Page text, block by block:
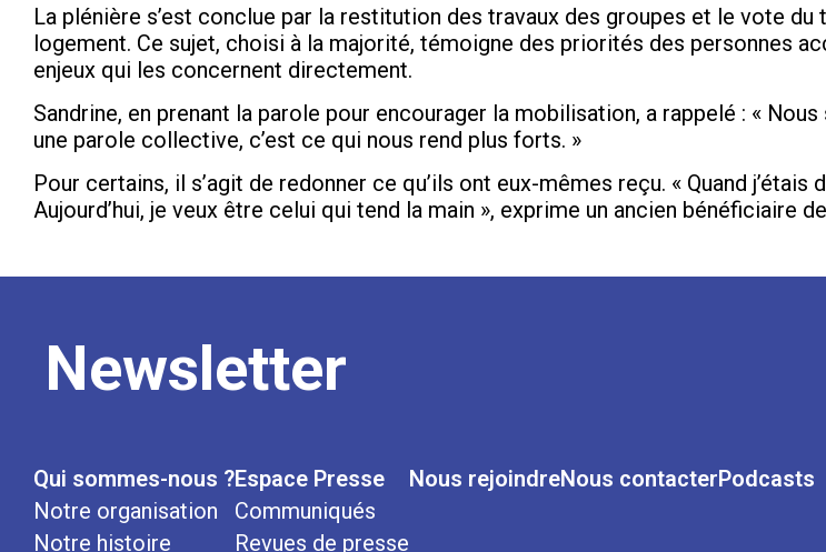
La plénière s’est conclue par la restitution des travaux des groupes et le vote du
logement. Ce sujet, choisi à la majorité, témoigne des priorités des personnes
enjeux qui les concernent directement.
Sandrine, en prenant la parole pour encourager la mobilisation, a rappelé : «
une parole collective, c’est ce qui nous rend plus forts. »
Pour certains, il s’agit de redonner ce qu’ils ont eux-mêmes reçu. « Quand j’étais
Aujourd’hui, je veux être celui qui tend la main », exprime un ancien bénéficiaire
Newsletter
Qui sommes-nous ?
Notre organisation
Notre histoire
Espace Presse
Communiqués
Revues de presse
Nous rejoindreNous contacterPodcasts